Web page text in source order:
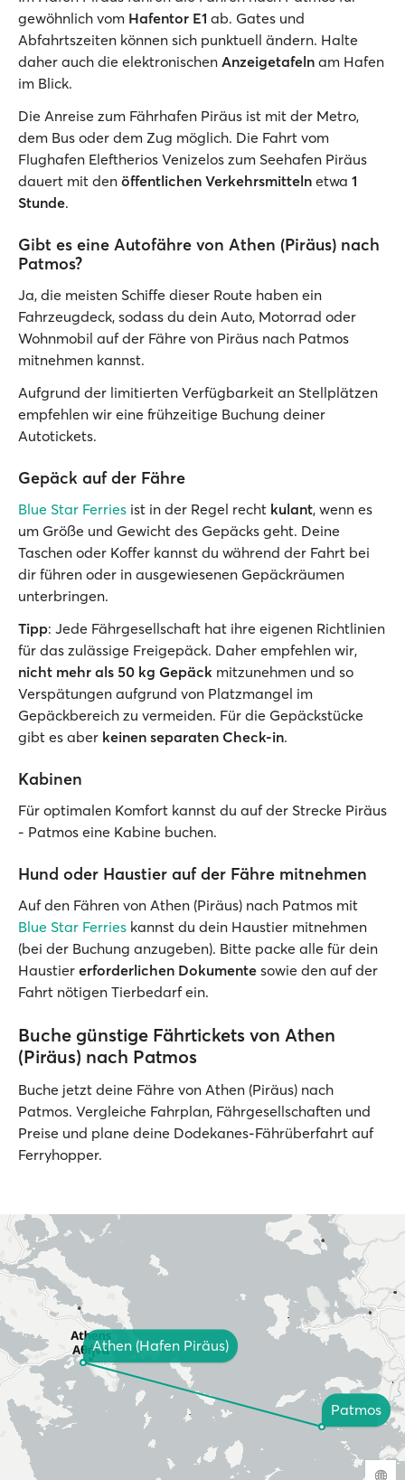
gewöhnlich vom Hafentor E1 ab. Gates und
Abfahrtszeiten können sich punktuell ändern. Halte
daher auch die elektronischen Anzeigetafeln am Hafen
im Blick.
Die Anreise zum Fährhafen Piräus ist mit der Metro,
dem Bus oder dem Zug möglich. Die Fahrt vom
Flughafen Eleftherios Venizelos zum Seehafen Piräus
dauert mit den öffentlichen Verkehrsmitteln etwa 1
Stunde.
Gibt es eine Autofähre von Athen (Piräus) nach
Patmos?
Ja, die meisten Schiffe dieser Route haben ein
Fahrzeugdeck, sodass du dein Auto, Motorrad oder
Wohnmobil auf der Fähre von Piräus nach Patmos
mitnehmen kannst.
Aufgrund der limitierten Verfügbarkeit an Stellplätzen
empfehlen wir eine frühzeitige Buchung deiner
Autotickets.
Gepäck auf der Fähre
Blue Star Ferries ist in der Regel recht kulant, wenn es
um Größe und Gewicht des Gepäcks geht. Deine
Taschen oder Koffer kannst du während der Fahrt bei
dir führen oder in ausgewiesenen Gepäckräumen
unterbringen.
Tipp: Jede Fährgesellschaft hat ihre eigenen Richtlinien
für das zulässige Freigepäck. Daher empfehlen wir,
nicht mehr als 50 kg Gepäck mitzunehmen und so
Verspätungen aufgrund von Platzmangel im
Gepäckbereich zu vermeiden. Für die Gepäckstücke
gibt es aber keinen separaten Check-in.
Kabinen
Für optimalen Komfort kannst du auf der Strecke Piräus
- Patmos eine Kabine buchen.
Hund oder Haustier auf der Fähre mitnehmen
Auf den Fähren von Athen (Piräus) nach Patmos mit
Blue Star Ferries kannst du dein Haustier mitnehmen
(bei der Buchung anzugeben). Bitte packe alle für dein
Haustier erforderlichen Dokumente sowie den auf der
Fahrt nötigen Tierbedarf ein.
Buche günstige Fährtickets von Athen
(Piräus) nach Patmos
Buche jetzt deine Fähre von Athen (Piräus) nach
Patmos. Vergleiche Fahrplan, Fährgesellschaften und
Preise und plane deine Dodekanes-Fährüberfahrt auf
Ferryhopper.
Athen (Hafen Piräus)
Patmos